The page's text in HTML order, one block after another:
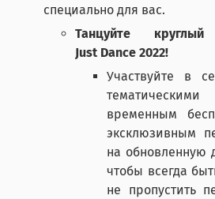
специально для вас.
Танцуйте
Just Dance 2022!
Участвуйте в
временным
эксклюзивным
на обновленную
чтобы всегда
не пропустить